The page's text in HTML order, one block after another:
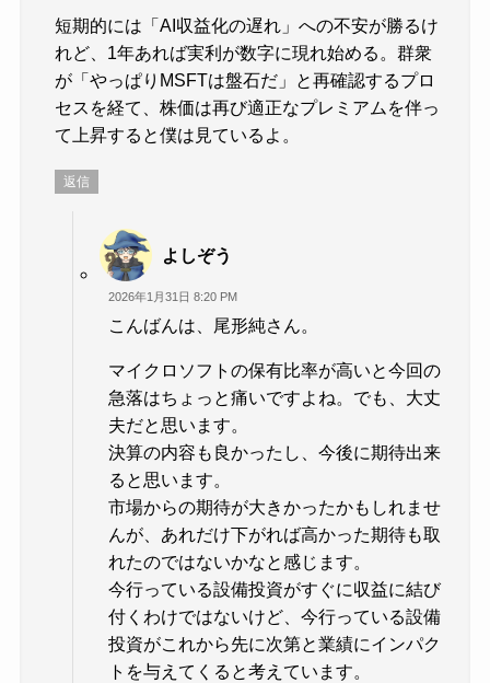
短期的には「AI収益化の遅れ」への不安が勝るけ
れど、1年あれば実利が数字に現れ始める。群衆
が「やっぱりMSFTは盤石だ」と再確認するプロ
セスを経て、株価は再び適正なプレミアムを伴っ
て上昇すると僕は見ているよ。
返信
よしぞう
2026年1月31日 8:20 PM
こんばんは、尾形純さん。
マイクロソフトの保有比率が高いと今回の
急落はちょっと痛いですよね。でも、大丈
夫だと思います。
決算の内容も良かったし、今後に期待出来
ると思います。
市場からの期待が大きかったかもしれませ
んが、あれだけ下がれば高かった期待も取
れたのではないかなと感じます。
今行っている設備投資がすぐに収益に結び
付くわけではないけど、今行っている設備
投資がこれから先に次第と業績にインパク
トを与えてくると考えています。